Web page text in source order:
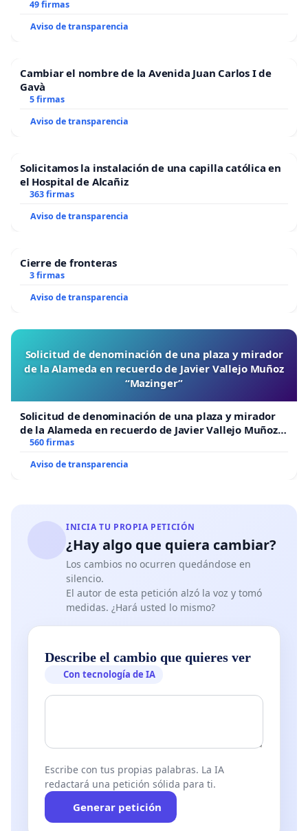
49 firmas
Aviso de transparencia
Cambiar el nombre de la Avenida Juan Carlos I de
Gavà
5 firmas
Aviso de transparencia
Solicitamos la instalación de una capilla católica en
el Hospital de Alcañiz
363 firmas
Aviso de transparencia
Cierre de fronteras
3 firmas
Aviso de transparencia
Solicitud de denominación de una plaza y mirador
de la Alameda en recuerdo de Javier Vallejo Muñoz
“Mazinger”
Solicitud de denominación de una plaza y mirador
de la Alameda en recuerdo de Javier Vallejo Muñoz
“Mazinger”
560 firmas
Aviso de transparencia
INICIA TU PROPIA PETICIÓN
¿Hay algo que quiera cambiar?
Los cambios no ocurren quedándose en
silencio.
El autor de esta petición alzó la voz y tomó
medidas. ¿Hará usted lo mismo?
Describe el cambio que quieres ver
Con tecnología de IA
Escribe con tus propias palabras. La IA
redactará una petición sólida para ti.
Generar petición